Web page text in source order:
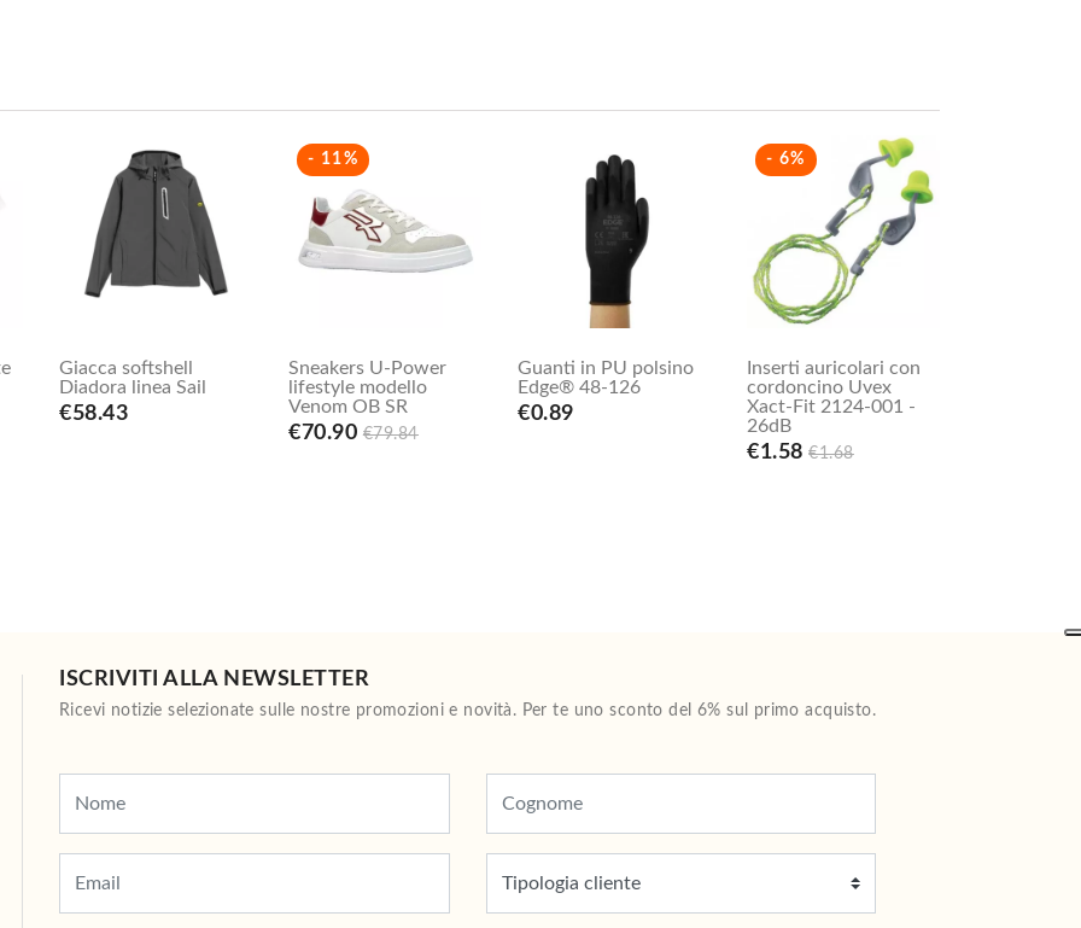
Giacca softshell
Diadora linea Sail
€58.43
- 11%
Sneakers U-Power
lifestyle modello
Venom OB SR
€70.90 €79.84
Guanti in PU polsino
Edge® 48-126
€0.89
- 6%
Inserti auricolari con
cordoncino Uvex
Xact-Fit 2124-001 -
26dB
€1.58€1.68
ISCRIVITI ALLA NEWSLETTER
Ricevi notizie selezionate sulle nostre promozioni e novità. Per te uno sconto del 6% sul primo acquisto.